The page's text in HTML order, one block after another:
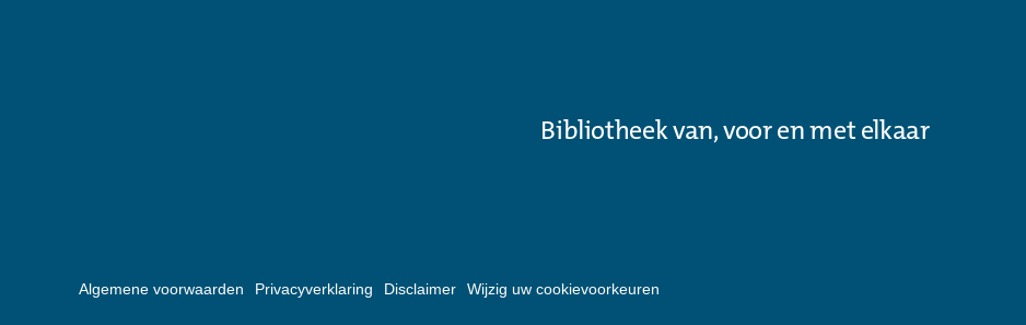
Bibliotheek van, voor en met elkaar
Algemene voorwaarden Privacyverklaring Disclaimer Wijzig uw cookievoorkeuren